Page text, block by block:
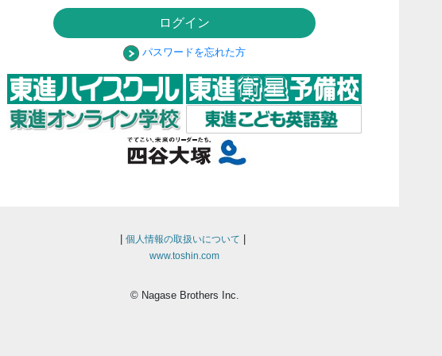
ログイン
パスワードを忘れた方
| 個人情報の取扱いについて |
www.toshin.com
© Nagase Brothers Inc.